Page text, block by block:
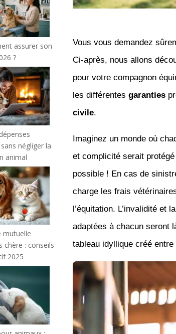
assurer son
?
négliger la
animal
mutuelle
chère : conseils
2025
Vous vous demandez
Ci-après, nous allons
pour votre compagnon
les différentes garanties
civile.
Imaginez un monde où
et complicité serait
possible ! En cas de
charge les frais
l’équitation. L’invalidité et
adaptées à chacun seront
tableau idyllique créé